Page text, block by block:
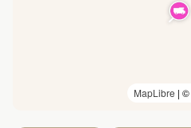
MapLibre | ©